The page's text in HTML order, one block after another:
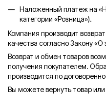
Наложенный платеж на
категории «Розница»).
Компания производит
качества согласно Закону
Возврат и обмен товаров
получения покупателем.
производится по
Вы можете вернуть товар